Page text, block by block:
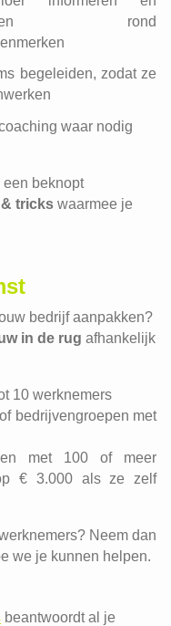
rond
begeleiden, zodat ze
waar nodig
beknopt
tricks waarmee je
bedrijf aanpakken?
in de rug afhankelijk
10 werknemers
bedrijvengroepen met
met 100 of meer
€ 3.000 als ze zelf
Neem dan
we je kunnen helpen.
beantwoordt al je